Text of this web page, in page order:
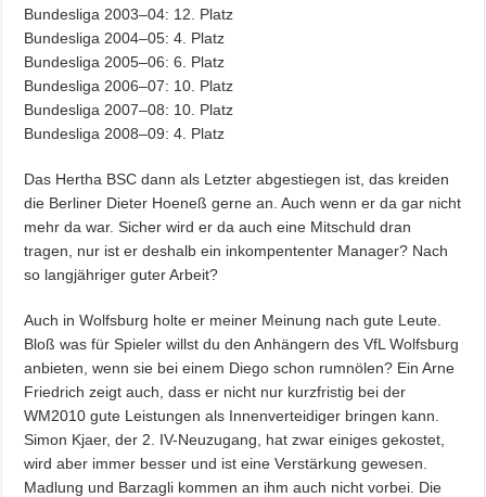
Bundesliga 2003–04: 12. Platz
Bundesliga 2004–05: 4. Platz
Bundesliga 2005–06: 6. Platz
Bundesliga 2006–07: 10. Platz
Bundesliga 2007–08: 10. Platz
Bundesliga 2008–09: 4. Platz
Das Hertha BSC dann als Letzter abgestiegen ist, das kreiden
die Berliner Dieter Hoeneß gerne an. Auch wenn er da gar nicht
mehr da war. Sicher wird er da auch eine Mitschuld dran
tragen, nur ist er deshalb ein inkompententer Manager? Nach
so langjähriger guter Arbeit?
Auch in Wolfsburg holte er meiner Meinung nach gute Leute.
Bloß was für Spieler willst du den Anhängern des VfL Wolfsburg
anbieten, wenn sie bei einem Diego schon rumnölen? Ein Arne
Friedrich zeigt auch, dass er nicht nur kurzfristig bei der
WM2010 gute Leistungen als Innenverteidiger bringen kann.
Simon Kjaer, der 2. IV-Neuzugang, hat zwar einiges gekostet,
wird aber immer besser und ist eine Verstärkung gewesen.
Madlung und Barzagli kommen an ihm auch nicht vorbei. Die